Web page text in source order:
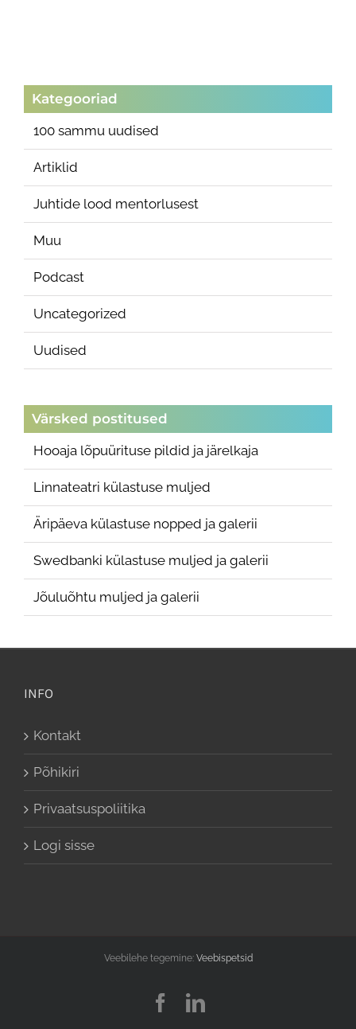
Kategooriad
100 sammu uudised
Artiklid
Juhtide lood mentorlusest
Muu
Podcast
Uncategorized
Uudised
Värsked postitused
Hooaja lõpuürituse pildid ja järelkaja
Linnateatri külastuse muljed
Äripäeva külastuse nopped ja galerii
Swedbanki külastuse muljed ja galerii
Jõuluõhtu muljed ja galerii
INFO
Kontakt
Põhikiri
Privaatsuspoliitika
Logi sisse
Veebilehe tegemine: Veebispetsid
Facebook
LinkedIn